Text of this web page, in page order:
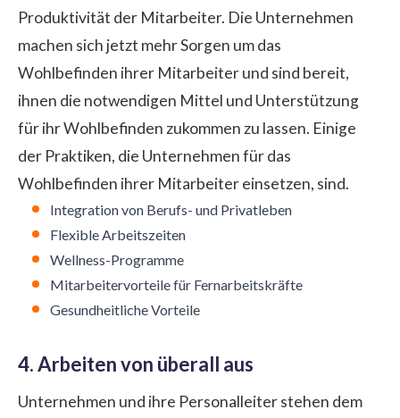
Produktivität der Mitarbeiter. Die Unternehmen
machen sich jetzt mehr Sorgen um das
Wohlbefinden ihrer Mitarbeiter und sind bereit,
ihnen die notwendigen Mittel und Unterstützung
für ihr Wohlbefinden zukommen zu lassen. Einige
der Praktiken, die Unternehmen für das
Wohlbefinden ihrer Mitarbeiter einsetzen, sind.
Integration von Berufs- und Privatleben
Flexible Arbeitszeiten
Wellness-Programme
Mitarbeitervorteile für Fernarbeitskräfte
Gesundheitliche Vorteile
4. Arbeiten von überall aus
Unternehmen und ihre Personalleiter stehen dem